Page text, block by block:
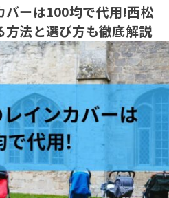
バーは100均で代用!西松
方法と選び方も徹底解説